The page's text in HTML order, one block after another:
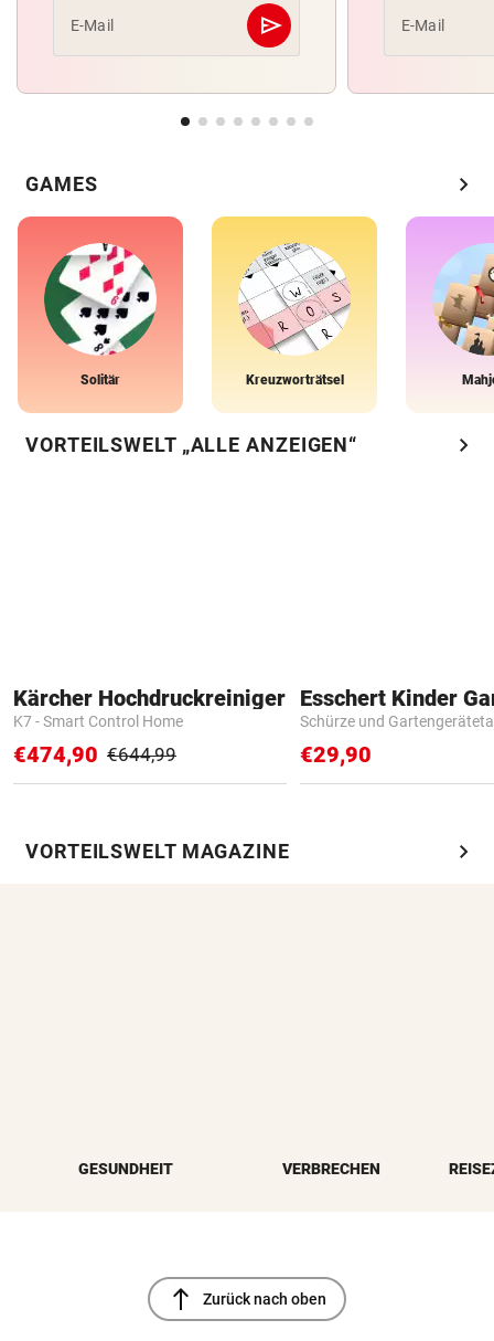
E-Mail send
Abschicken E-Mail
GAMES chevron_right
Solitär Kreuzworträtsel
VORTEILSWELT „ALLE ANZEIGEN“ chevron_right
Kärcher Hochdruckreiniger
K7 - Smart Control Home
€474,90 €644,99
Schürze und
€29,90
VORTEILSWELT MAGAZINE chevron_right
GESUNDHEIT VERBRECHEN
north Zurück nach oben